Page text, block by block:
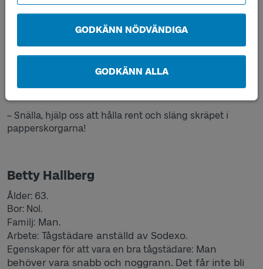
GODKÄNN NÖDVÄNDIGA
GODKÄNN ALLA
– Det var roligt att börja jobba med något som var helt
och positiv. Om man börjar veckan glad, slutar man
veckan glad. Även om jag känner mig fysiskt trött är jag
inte psykiskt trött om jag är glad.
– Snälla, hjälp oss att hålla rent och släng skräpet i
papperskorgarna!
Betty Hallberg
Ålder: 63.
Bor: Nol.
Familj: Man.
Arbete: Tågstädare anställd av Sodexo.
Egenskaper för att vara en bra tågstädare: Man
behöver vara snabb och noggrann. Det får inte bli